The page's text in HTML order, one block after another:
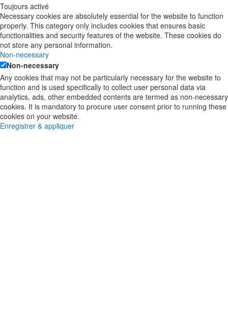
Toujours activé
Necessary cookies are absolutely essential for the website to function
properly. This category only includes cookies that ensures basic
functionalities and security features of the website. These cookies do
not store any personal information.
Non-necessary
Non-necessary
Any cookies that may not be particularly necessary for the website to
function and is used specifically to collect user personal data via
analytics, ads, other embedded contents are termed as non-necessary
cookies. It is mandatory to procure user consent prior to running these
cookies on your website.
Enregistrer & appliquer